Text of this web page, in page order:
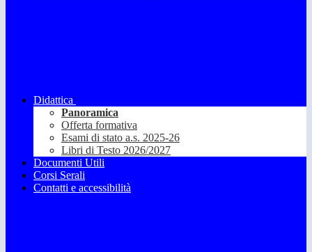
Didattica
Panoramica
Offerta formativa
Esami di stato a.s. 2025-26
Libri di Testo 2026/2027
Documenti Utili
Corsi Serali
Contatti e accessibilità